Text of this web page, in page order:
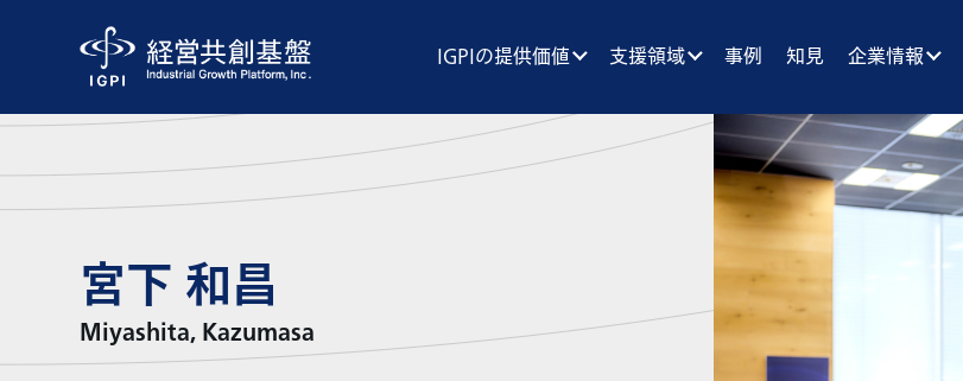
IGPIの提供価値 支援領域 事例 知見 企業情報
宮下 和昌
Miyashita, Kazumasa